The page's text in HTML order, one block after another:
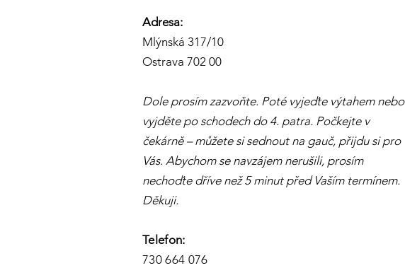
Adresa:
Mlýnská 317/10
Ostrava 702 00
Dole prosím zazvoňte. Poté vyjeďte výtahem nebo
vyjděte po schodech do 4. patra. Počkejte v
čekárně – můžete si sednout na gauč, přijdu si pro
Vás. Abychom se navzájem nerušili, prosím
nechoďte dříve než 5 minut před Vaším termínem.
Děkuji.
Telefon:
730 664 076